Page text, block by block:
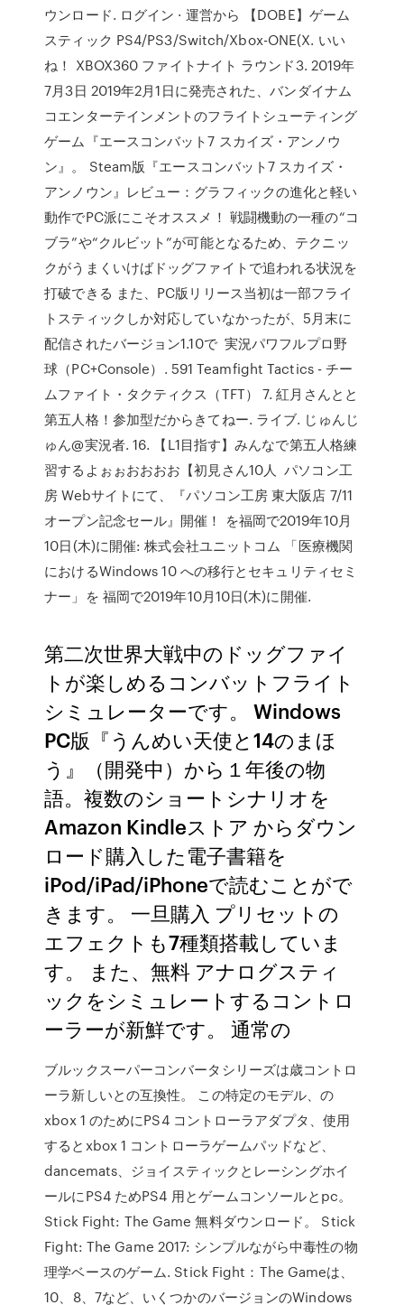
ウンロード. ログイン · 運営から 【DOBE】ゲーム
スティック PS4/PS3/Switch/Xbox-ONE(X. いい
ね！ XBOX360 ファイトナイト ラウンド3. 2019年
7月3日 2019年2月1日に発売された、バンダイナム
コエンターテインメントのフライトシューティング
ゲーム『エースコンバット7 スカイズ・アンノウ
ン』。 Steam版『エースコンバット7 スカイズ・
アンノウン』レビュー：グラフィックの進化と軽い
動作でPC派にこそオススメ！ 戦闘機動の一種の“コ
ブラ”や“クルビット”が可能となるため、テクニッ
クがうまくいけばドッグファイトで追われる状況を
打破できる また、PC版リリース当初は一部フライ
トスティックしか対応していなかったが、5月末に
配信されたバージョン1.10で 実況パワフルプロ野
球（PC+Console）. 591 Teamfight Tactics - チー
ムファイト・タクティクス（TFT） 7. 紅月さんとと
第五人格！参加型だからきてねー. ライブ. じゅんじ
ゅん@実況者. 16. 【L1目指す】みんなで第五人格練
習するよぉぉおおおお【初見さん10人 パソコン工
房 Webサイトにて、『パソコン工房 東大阪店 7/11
オープン記念セール』開催！ を福岡で2019年10月
10日(木)に開催: 株式会社ユニットコム 「医療機関
におけるWindows 10 への移行とセキュリティセミ
ナー」を 福岡で2019年10月10日(木)に開催.
第二次世界大戦中のドッグファイ
トが楽しめるコンバットフライト
シミュレーターです。 Windows
PC版『うんめい天使と14のまほ
う』（開発中）から１年後の物
語。複数のショートシナリオを
Amazon Kindleストア からダウン
ロード購入した電子書籍を
iPod/iPad/iPhoneで読むことがで
きます。 一旦購入 プリセットの
エフェクトも7種類搭載していま
す。 また、無料 アナログスティ
ックをシミュレートするコントロ
ーラーが新鮮です。 通常の
ブルックスーパーコンバータシリーズは歳コントロ
ーラ新しいとの互換性。 この特定のモデル、の
xbox 1 のためにPS4 コントローラアダプタ、使用
するとxbox 1 コントローラゲームパッドなど、
dancemats、ジョイスティックとレーシングホイ
ールにPS4 ためPS4 用とゲームコンソールとpc。
Stick Fight: The Game 無料ダウンロード。 Stick
Fight: The Game 2017: シンプルながら中毒性の物
理学ベースのゲーム. Stick Fight：The Gameは、
10、8、7など、いくつかのバージョンのWindows